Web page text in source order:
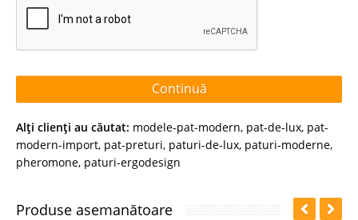
Continuă
Alţi clienţi au căutat: modele-pat-modern, pat-de-lux, pat-
modern-import, pat-preturi, paturi-de-lux, paturi-moderne,
pheromone, paturi-ergodesign
Produse asemanătoare